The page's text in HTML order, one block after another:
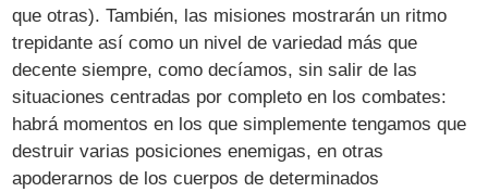
que otras). También, las misiones mostrarán un ritmo
trepidante así como un nivel de variedad más que
decente siempre, como decíamos, sin salir de las
situaciones centradas por completo en los combates:
habrá momentos en los que simplemente tengamos que
destruir varias posiciones enemigas, en otras
apoderarnos de los cuerpos de determinados